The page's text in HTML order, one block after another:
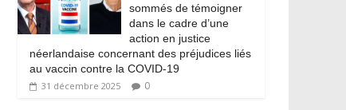
sommés de témoigner
dans le cadre d’une
action en justice
néerlandaise concernant des préjudices liés
au vaccin contre la COVID-19
31 décembre 2025 0